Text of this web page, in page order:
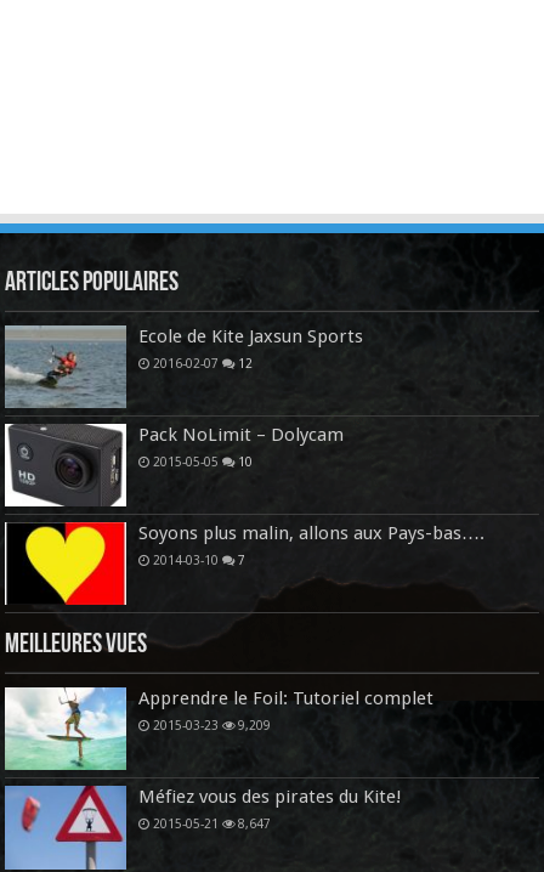
Articles Populaires
Ecole de Kite Jaxsun Sports
2016-02-07 12
Pack NoLimit – Dolycam
2015-05-05 10
Soyons plus malin, allons aux Pays-bas….
2014-03-10 7
Meilleures vues
Apprendre le Foil: Tutoriel complet
2015-03-23 9,209
Méfiez vous des pirates du Kite!
2015-05-21 8,647